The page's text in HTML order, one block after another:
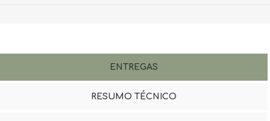
ENTREGAS
RESUMO TÉCNICO